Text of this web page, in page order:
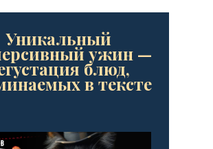
Уникальный
ужин —
блюд,
в тексте